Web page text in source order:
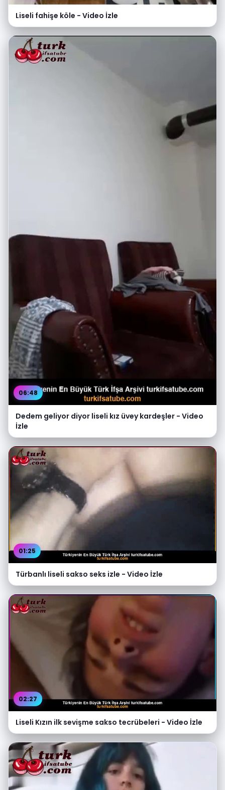
Liseli fahişe köle - Video İzle
06:48
Dedem geliyor diyor liseli kız üvey kardeşler - Video
İzle
01:25
Türbanlı liseli sakso seks izle - Video İzle
02:27
Liseli Kızın ilk sevişme sakso tecrübeleri - Video İzle